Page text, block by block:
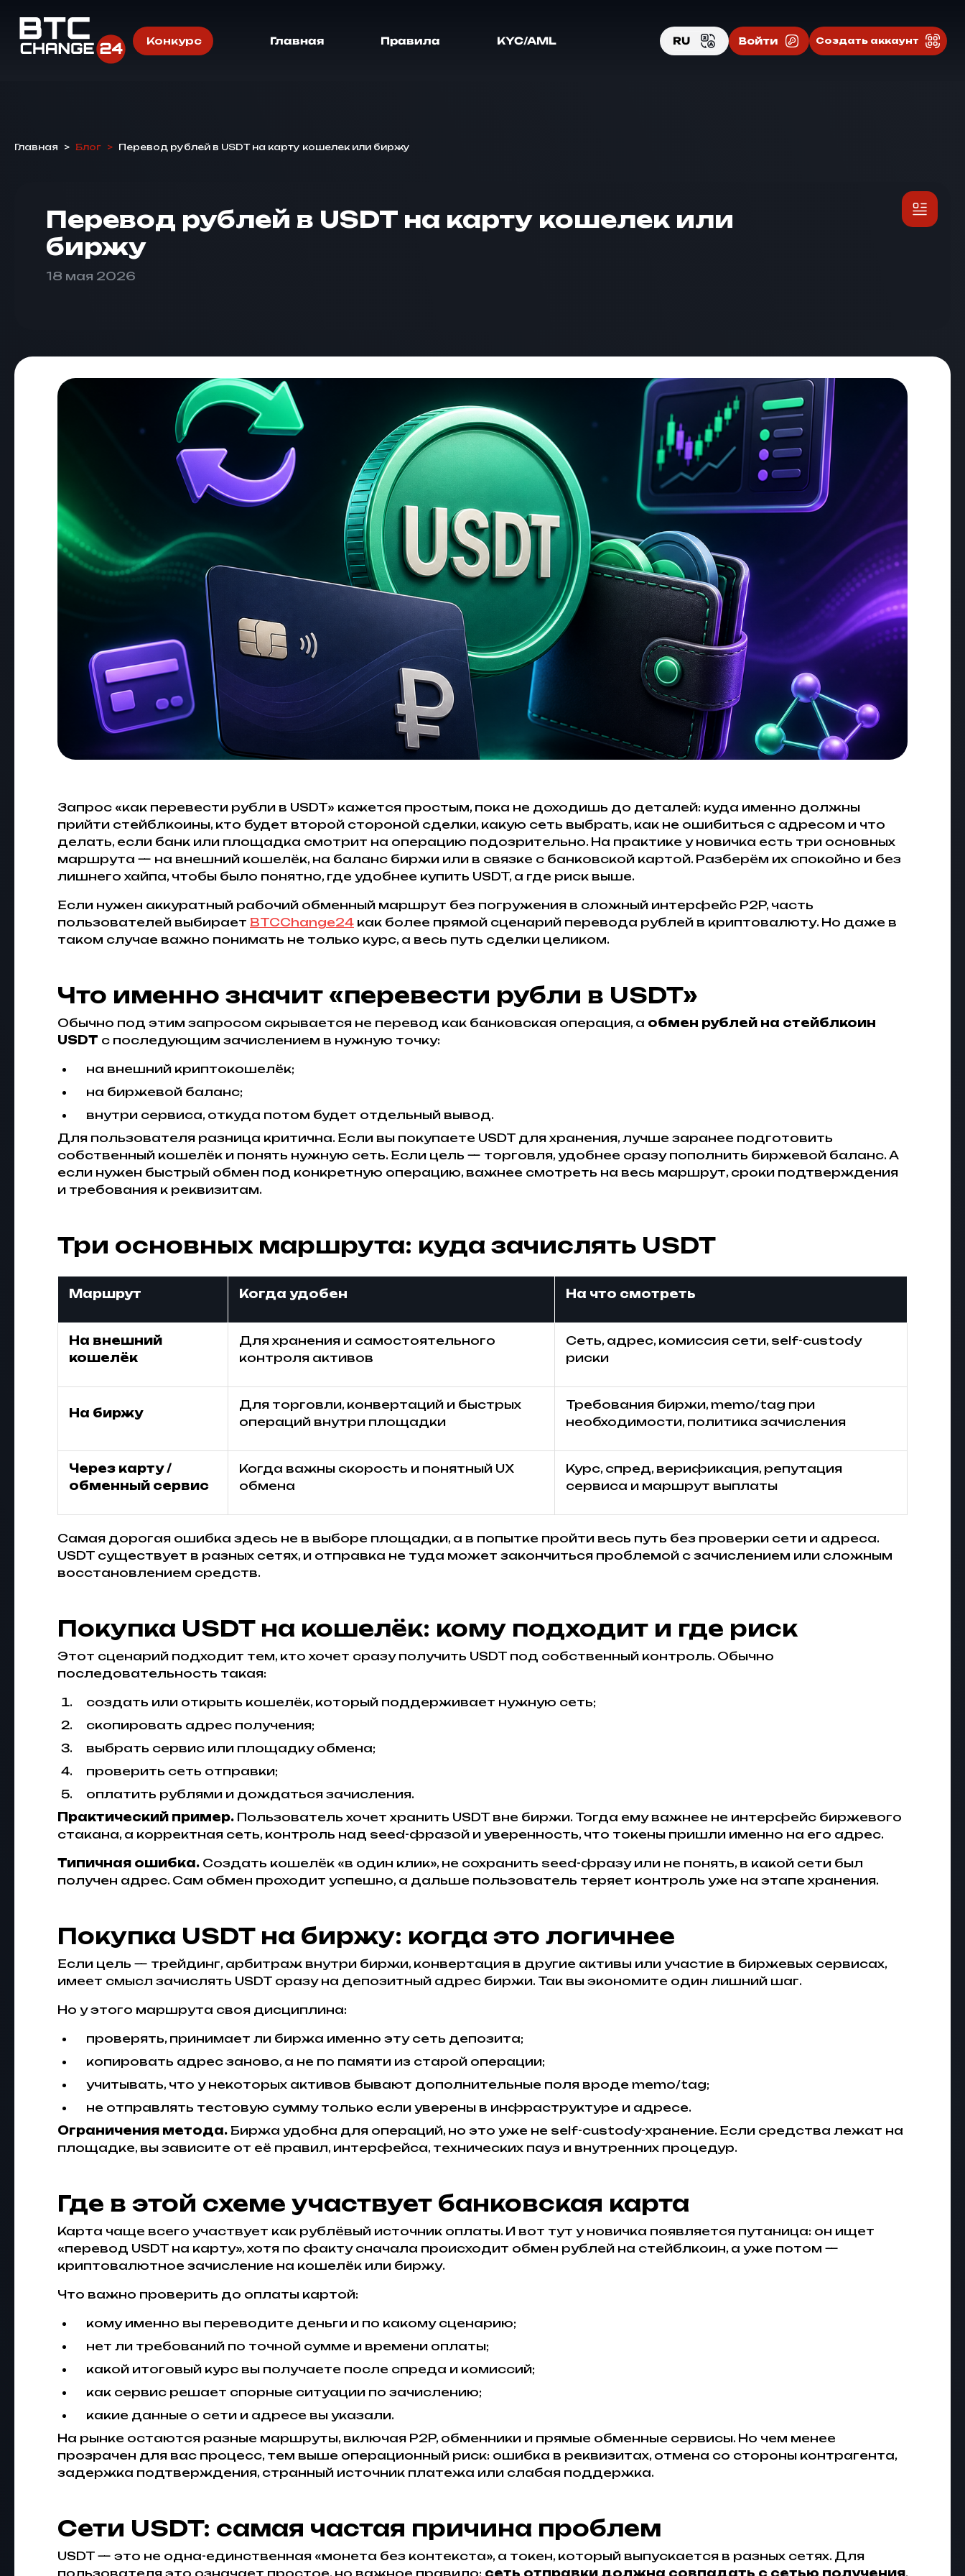
Конкурс Главная Правила KYC/AML RU Войти Создать аккаунт
Главная > Блог > Перевод рублей в USDT на карту кошелек или биржу
Перевод рублей в USDT на карту кошелек или
биржу
18 мая 2026
Запрос «как перевести рубли в USDT» кажется простым, пока не доходишь до деталей: куда именно должны
прийти стейблкоины, кто будет второй стороной сделки, какую сеть выбрать, как не ошибиться с адресом и что
делать, если банк или площадка смотрит на операцию подозрительно. На практике у новичка есть три основных
маршрута — на внешний кошелёк, на баланс биржи или в связке с банковской картой. Разберём их спокойно и без
лишнего хайпа, чтобы было понятно, где удобнее купить USDT, а где риск выше.
Если нужен аккуратный рабочий обменный маршрут без погружения в сложный интерфейс P2P, часть
пользователей выбирает BTCChange24 как более прямой сценарий перевода рублей в криптовалюту. Но даже в
таком случае важно понимать не только курс, а весь путь сделки целиком.
Что именно значит «перевести рубли в USDT»
Обычно под этим запросом скрывается не перевод как банковская операция, а обмен рублей на стейблкоин
USDT с последующим зачислением в нужную точку:
на внешний криптокошелёк;
на биржевой баланс;
внутри сервиса, откуда потом будет отдельный вывод.
Для пользователя разница критична. Если вы покупаете USDT для хранения, лучше заранее подготовить
собственный кошелёк и понять нужную сеть. Если цель — торговля, удобнее сразу пополнить биржевой баланс. А
если нужен быстрый обмен под конкретную операцию, важнее смотреть на весь маршрут, сроки подтверждения
и требования к реквизитам.
Три основных маршрута: куда зачислять USDT
Маршрут Когда удобен На что смотреть
На внешний
кошелёк
Для хранения и самостоятельного
контроля активов
Сеть, адрес, комиссия сети, self-custody
риски
На биржу
Для торговли, конвертаций и быстрых
операций внутри площадки
Требования биржи, memo/tag при
необходимости, политика зачисления
Через карту /
обменный сервис
Когда важны скорость и понятный UX
обмена
Курс, спред, верификация, репутация
сервиса и маршрут выплаты
Самая дорогая ошибка здесь не в выборе площадки, а в попытке пройти весь путь без проверки сети и адреса.
USDT существует в разных сетях, и отправка не туда может закончиться проблемой с зачислением или сложным
восстановлением средств.
Покупка USDT на кошелёк: кому подходит и где риск
Этот сценарий подходит тем, кто хочет сразу получить USDT под собственный контроль. Обычно
последовательность такая:
создать или открыть кошелёк, который поддерживает нужную сеть;
скопировать адрес получения;
выбрать сервис или площадку обмена;
проверить сеть отправки;
оплатить рублями и дождаться зачисления.
Практический пример. Пользователь хочет хранить USDT вне биржи. Тогда ему важнее не интерфейс биржевого
стакана, а корректная сеть, контроль над seed-фразой и уверенность, что токены пришли именно на его адрес.
Типичная ошибка. Создать кошелёк «в один клик», не сохранить seed-фразу или не понять, в какой сети был
получен адрес. Сам обмен проходит успешно, а дальше пользователь теряет контроль уже на этапе хранения.
Покупка USDT на биржу: когда это логичнее
Если цель — трейдинг, арбитраж внутри биржи, конвертация в другие активы или участие в биржевых сервисах,
имеет смысл зачислять USDT сразу на депозитный адрес биржи. Так вы экономите один лишний шаг.
Но у этого маршрута своя дисциплина:
проверять, принимает ли биржа именно эту сеть депозита;
копировать адрес заново, а не по памяти из старой операции;
учитывать, что у некоторых активов бывают дополнительные поля вроде memo/tag;
не отправлять тестовую сумму только если уверены в инфраструктуре и адресе.
Ограничения метода. Биржа удобна для операций, но это уже не self-custody-хранение. Если средства лежат на
площадке, вы зависите от её правил, интерфейса, технических пауз и внутренних процедур.
Где в этой схеме участвует банковская карта
Карта чаще всего участвует как рублёвый источник оплаты. И вот тут у новичка появляется путаница: он ищет
«перевод USDT на карту», хотя по факту сначала происходит обмен рублей на стейблкоин, а уже потом —
криптовалютное зачисление на кошелёк или биржу.
Что важно проверить до оплаты картой:
кому именно вы переводите деньги и по какому сценарию;
нет ли требований по точной сумме и времени оплаты;
какой итоговый курс вы получаете после спреда и комиссий;
как сервис решает спорные ситуации по зачислению;
какие данные о сети и адресе вы указали.
На рынке остаются разные маршруты, включая P2P, обменники и прямые обменные сервисы. Но чем менее
прозрачен для вас процесс, тем выше операционный риск: ошибка в реквизитах, отмена со стороны контрагента,
задержка подтверждения, странный источник платежа или слабая поддержка.
Сети USDT: самая частая причина проблем
USDT — это не одна-единственная «монета без контекста», а токен, который выпускается в разных сетях. Для
пользователя это означает простое, но важное правило: сеть отправки должна совпадать с сетью получения,